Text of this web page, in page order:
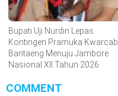
Bupati Uji Nurdin Lepas
Kontingen Pramuka Kwarcab
Bantaeng Menuju Jambore
Nasional XII Tahun 2026
COMMENT